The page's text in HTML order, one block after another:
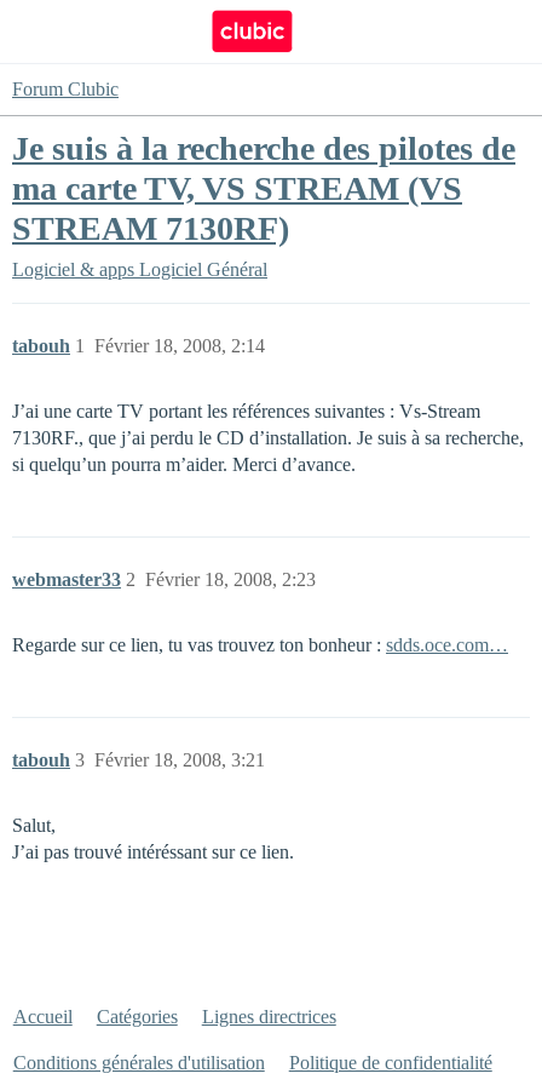
Forum Clubic
Je suis à la recherche des pilotes de
ma carte TV, VS STREAM (VS
STREAM 7130RF)
Logiciel & apps Logiciel Général
tabouh Février 18, 2008, 2:14
1
J’ai une carte TV portant les références suivantes : Vs-Stream
7130RF., que j’ai perdu le CD d’installation. Je suis à sa recherche,
si quelqu’un pourra m’aider. Merci d’avance.
webmaster33 Février 18, 2008, 2:23
2
Regarde sur ce lien, tu vas trouvez ton bonheur : sdds.oce.com…
tabouh Février 18, 2008, 3:21
3
Salut,
J’ai pas trouvé intéréssant sur ce lien.
Accueil Catégories Lignes directrices
Conditions générales d'utilisation Politique de confidentialité